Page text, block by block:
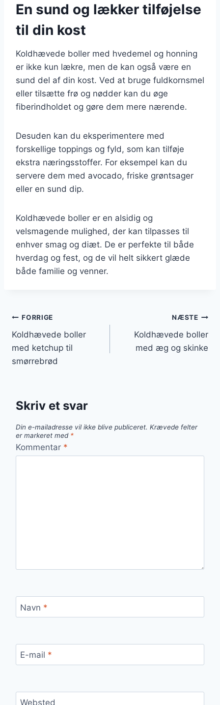
En sund og lækker tilføjelse
til din kost
Koldhævede boller med hvedemel og honning
er ikke kun lækre, men de kan også være en
sund del af din kost. Ved at bruge fuldkornsmel
eller tilsætte frø og nødder kan du øge
fiberindholdet og gøre dem mere nærende.
Desuden kan du eksperimentere med
forskellige toppings og fyld, som kan tilføje
ekstra næringsstoffer. For eksempel kan du
servere dem med avocado, friske grøntsager
eller en sund dip.
Koldhævede boller er en alsidig og
velsmagende mulighed, der kan tilpasses til
enhver smag og diæt. De er perfekte til både
hverdag og fest, og de vil helt sikkert glæde
både familie og venner.
Indlægsnavigation
FORRIGE
Koldhævede boller
med ketchup til
smørrebrød
NÆSTE
Koldhævede boller
med æg og skinke
Skriv et svar
Din e-mailadresse vil ikke blive publiceret. Krævede felter
er markeret med *
Kommentar *
Navn *
E-mail *
Websted